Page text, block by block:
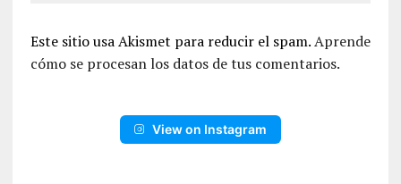
Este sitio usa Akismet para reducir el spam.Aprende
cómo se procesan los datos de tus comentarios.
View on Instagram